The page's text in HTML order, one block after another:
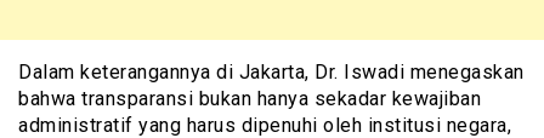
Dalam keterangannya di Jakarta, Dr. Iswadi menegaskan
bahwa transparansi bukan hanya sekadar kewajiban
administratif yang harus dipenuhi oleh institusi negara,